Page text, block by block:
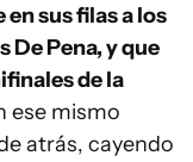
en sus filas a los
De Pena, y que
de la
ese mismo
atrás, cayendo